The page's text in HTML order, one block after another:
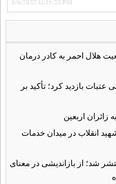
3/6/2022 11:15:28 PM
هلال احمر به کادر درمان
بازدید کرد؛ تأکید بر
اربعین
انقلاب در میدان خدمات
شد؛ از بازاندیشی در معنای